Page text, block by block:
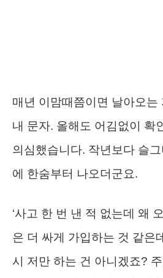
매년 이맘때쯤이면 날아오는
내 문자. 올해도 어김없이 확
의심했습니다. 작년보다 슬
에 한숨부터 나오더군요.
‘사고 한 번 낸 적 없는데 왜
은 더 싸게 가입하는 것 같은
시 저만 하는 건 아니겠죠?